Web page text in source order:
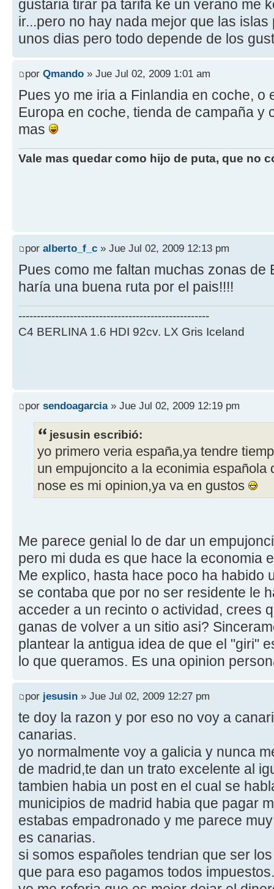
gustaria tirar pa tarifa ke un verano me
ir...pero no hay nada mejor que las
unos dias pero todo depende de los
por Qmando » Jue Jul 02, 2009 1:01 am
Pues yo me iria a Finlandia en coche, o
Europa en coche, tienda de campaña y
mas
Vale mas quedar como hijo de puta, que no
por alberto_f_c » Jue Jul 02, 2009 12:13 pm
Pues como me faltan muchas zonas de
haría una buena ruta por el pais!!!!
----------------------------------------------------
C4 BERLINA 1.6 HDI 92cv. LX Gris Iceland
por sendoagarcia» Jue Jul 02, 2009 12:19 pm
jesusin escribió:
yo primero veria españa,ya tendre
un empujoncito a la econimia española
nose es mi opinion,ya va en gustos
Me parece genial lo de dar un
pero mi duda es que hace la economia
Me explico, hasta hace poco ha habido
se contaba que por no ser residente le
acceder a un recinto o actividad, crees
ganas de volver a un sitio asi?
plantear la antigua idea de que el "giri"
lo que queramos. Es una opinion
por jesusin » Jue Jul 02, 2009 12:27 pm
te doy la razon y por eso no voy a
canarias.
yo normalmente voy a galicia y nunca
de madrid,te dan un trato excelente al
tambien habia un post en el cual se
municipios de madrid habia que pagar
estabas empadronado y me parece
es canarias.
si somos españoles tendrian que ser
que para eso pagamos todos impuestos.